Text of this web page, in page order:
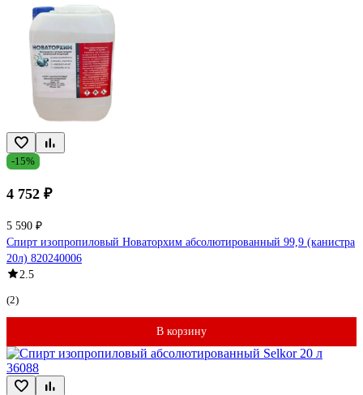
-15%
4 752 ₽
5 590 ₽
Спирт изопропиловый Новаторхим абсолютированный 99,9 (канистра
20л) 820240006
2.5
(2)
В корзину